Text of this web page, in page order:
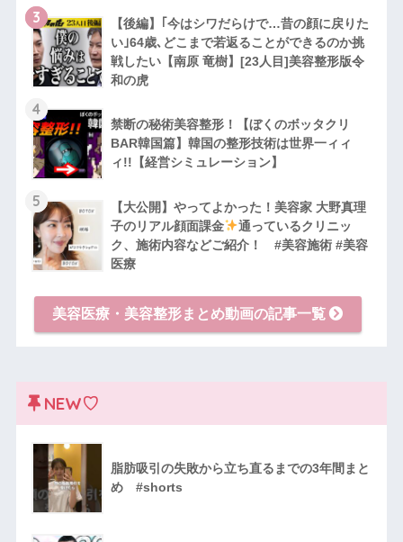
3
【後編】｢今はシワだらけで…昔の顔に戻りた
い｣64歳､どこまで若返ることができるのか挑
戦したい【南原 竜樹】[23人目]美容整形版令
和の虎
4
禁断の秘術美容整形！【ぼくのボッタクリ
BAR韓国篇】韓国の整形技術は世界一ィィ
ィ!!【経営シミュレーション】
5
【大公開】やってよかった！美容家 大野真理
子のリアル顔面課金
通っているクリニッ
ク、施術内容などご紹介！ #美容施術 #美容
医療
美容医療・美容整形まとめ動画の記事一覧
NEW♡
脂肪吸引の失敗から立ち直るまでの3年間まと
め #shorts